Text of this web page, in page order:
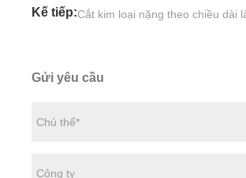
Kế tiếp:Cắt kim loại nặng theo chiều dài
Gửi yêu cầu